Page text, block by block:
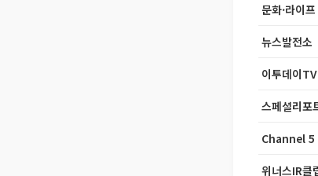
문화·라이프
뉴스발전소
이투데이TV
스페셜리포
Channel 5
위너스IR클